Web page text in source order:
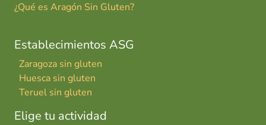
¿Qué es Aragón Sin Gluten?
Establecimientos ASG
Zaragoza sin gluten
Huesca sin gluten
Teruel sin gluten
Elige tu actividad